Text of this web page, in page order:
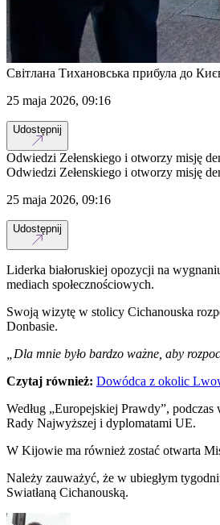
Світлана Тихановська прибула до
25 maja 2026, 09:16
Udostępnij
Odwiedzi Zełenskiego i otworzy misję
Odwiedzi Zełenskiego i otworzy misję
25 maja 2026, 09:16
Udostępnij
Liderka białoruskiej opozycji na
mediach społecznościowych.
Swoją wizytę w stolicy Cichanouska
Donbasie.
„Dla mnie było bardzo ważne, aby
Czytaj również: Dowódca z okolic
Według „Europejskiej Prawdy”,
Rady Najwyższej i dyplomatami UE.
W Kijowie ma również zostać otwarta
Należy zauważyć, że w ubiegłym
Swiatłaną Cichanouską.